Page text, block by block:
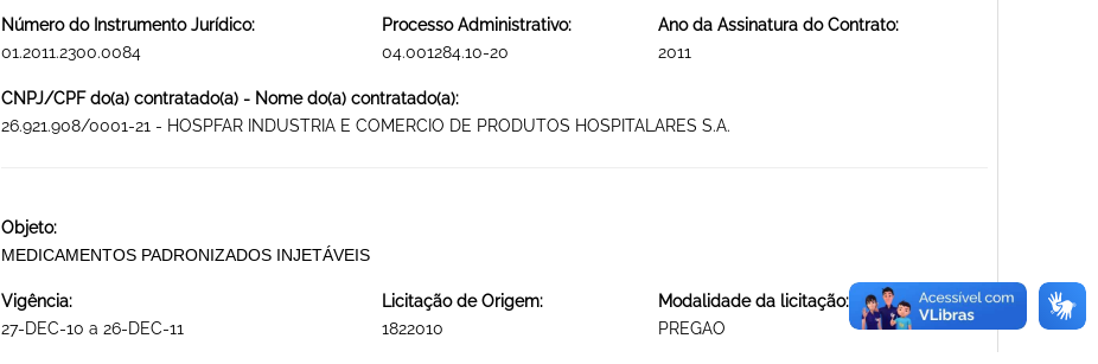
Número do Instrumento Jurídico:
01.2011.2300.0084
Processo Administrativo:
04.001284.10-20
Ano da Assinatura do Contrato:
2011
CNPJ/CPF do(a) contratado(a) - Nome do(a) contratado(a):
26.921.908/0001-21 - HOSPFAR INDUSTRIA E COMERCIO DE PRODUTOS HOSPITALARES S.A.
Objeto:
MEDICAMENTOS PADRONIZADOS INJETÁVEIS
Vigência:
27-DEC-10 a 26-DEC-11
Licitação de Origem:
1822010
Modalidade da licitação:
PREGAO